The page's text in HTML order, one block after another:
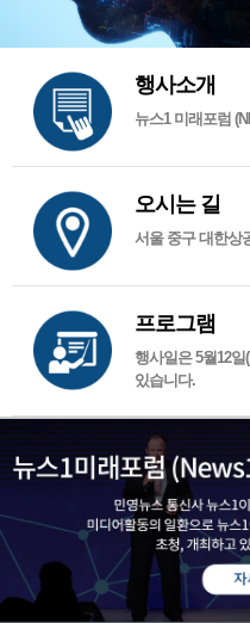
행사소개
뉴스1 미래포럼
오시는 길
서울 중구 대한상
프로그램
행사일은 5월12
있습니다.